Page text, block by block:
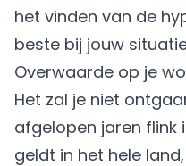
het vinden van de
beste bij jouw
Overwaarde op je
Het zal je niet
afgelopen jaren flink
geldt in het hele